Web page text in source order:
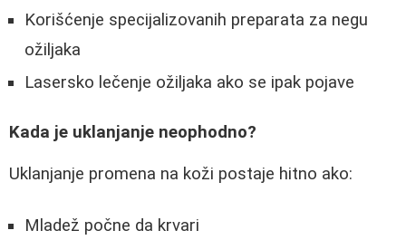
Korišćenje specijalizovanih preparata za negu
ožiljaka
Lasersko lečenje ožiljaka ako se ipak pojave
Kada je uklanjanje neophodno?
Uklanjanje promena na koži postaje hitno ako:
Mladež počne da krvari